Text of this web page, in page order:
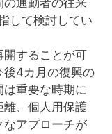
の通勤者の往来
して検討してい
開することが可
後4カ月の復興の
重要な時期に
離、個人用保護
なアプローチが